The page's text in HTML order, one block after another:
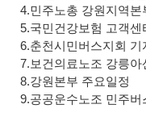
4.민주노총 강원지역
5.국민건강보험 고객센
6.춘천시민버스지회 기
7.보건의료노조 강릉
8.강원본부 주요일정
9.공공운수노조 민주